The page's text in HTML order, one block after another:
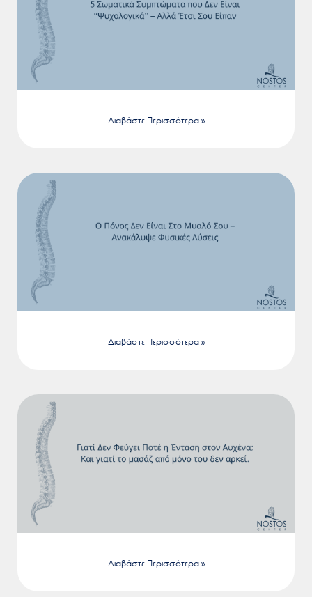
Διαβάστε Περισσότερα »
Διαβάστε Περισσότερα »
Διαβάστε Περισσότερα »